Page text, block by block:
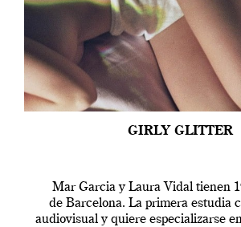
GIRLY GLITTER
Mar Garcia y Laura Vidal tienen
de Barcelona. La primera estudia
audiovisual y quiere especializarse